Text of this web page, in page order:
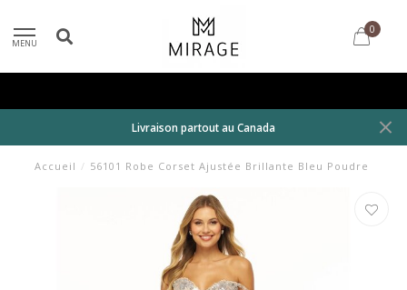
MENU
0
Livraison partout au Canada
Accueil / 56101 Robe Corset Ajustée Brillante Bleu Poudre